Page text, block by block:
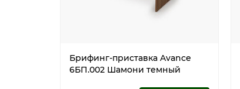
Брифинг-приставка Avance
6БП.002 Шамони темный